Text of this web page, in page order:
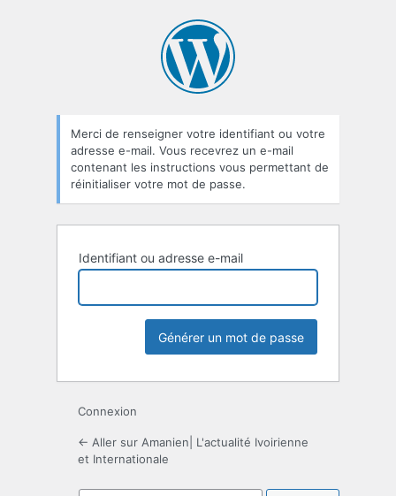
oublié
Merci de renseigner votre identifiant ou votre
adresse e-mail. Vous recevrez un e-mail
contenant les instructions vous permettant de
réinitialiser votre mot de passe.
Identifiant ou adresse e-mail
Connexion
← Aller sur Amanien| L'actualité Ivoirienne
et Internationale